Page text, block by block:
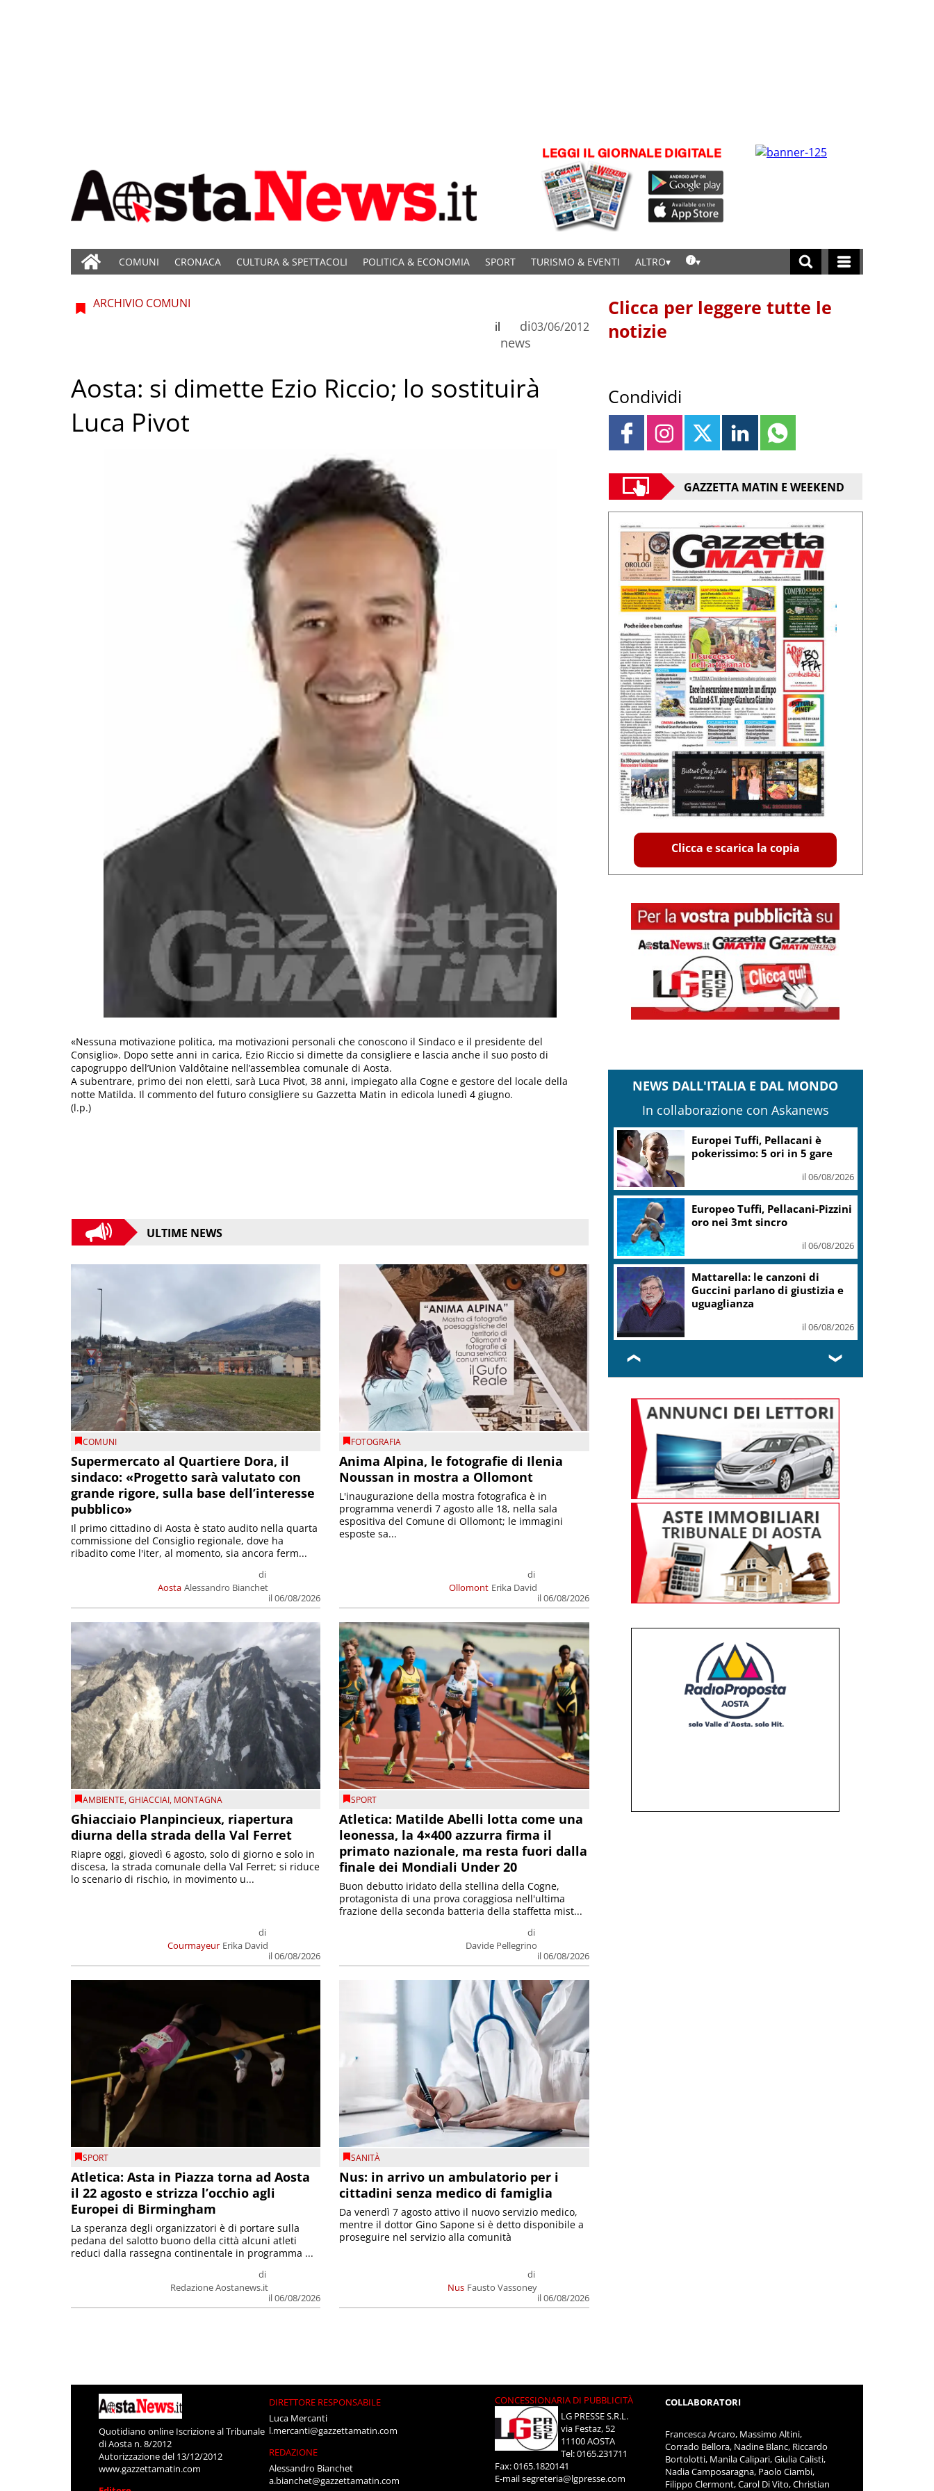
COMUNI CRONACA CULTURA & SPETTACOLI POLITICA & ECONOMIA SPORT TURISMO & EVENTI ALTRO
ARCHIVIO COMUNI
di
news
il 03/06/2012
Aosta: si dimette Ezio Riccio; lo sostituirà
Luca Pivot
«Nessuna motivazione politica, ma motivazioni personali che conoscono il Sindaco e il presidente del
Consiglio». Dopo sette anni in carica, Ezio Riccio si dimette da consigliere e lascia anche il suo posto di
capogruppo dell’Union Valdôtaine nell’assemblea comunale di Aosta.
A subentrare, primo dei non eletti, sarà Luca Pivot, 38 anni, impiegato alla Cogne e gestore del locale della
notte Matilda. Il commento del futuro consigliere su Gazzetta Matin in edicola lunedì 4 giugno.
(l.p.)
ULTIME NEWS
COMUNI
Supermercato al Quartiere Dora, il
sindaco: «Progetto sarà valutato con
grande rigore, sulla base dell’interesse
pubblico»
Aosta
di
Alessandro Bianchet
il 06/08/2026
Il primo cittadino di Aosta è stato audito nella quarta
commissione del Consiglio regionale, dove ha
ribadito come l'iter, al momento, sia ancora ferm...
FOTOGRAFIA
Anima Alpina, le fotografie di Ilenia
Noussan in mostra a Ollomont
Ollomont
di
Erika David
il 06/08/2026
L'inaugurazione della mostra fotografica è in
programma venerdì 7 agosto alle 18, nella sala
espositiva del Comune di Ollomont; le immagini
esposte sa...
AMBIENTE,GHIACCIAI, MONTAGNA
Ghiacciaio Planpincieux, riapertura
diurna della strada della Val Ferret
Courmayeur
di
Erika David
il 06/08/2026
Riapre oggi, giovedì 6 agosto, solo di giorno e solo in
discesa, la strada comunale della Val Ferret; si riduce
lo scenario di rischio, in movimento u...
SPORT
Atletica: Matilde Abelli lotta come una
leonessa, la 4×400 azzurra firma il
primato nazionale, ma resta fuori dalla
finale dei Mondiali Under 20
di
Davide Pellegrino
il 06/08/2026
Buon debutto iridato della stellina della Cogne,
protagonista di una prova coraggiosa nell'ultima
frazione della seconda batteria della staffetta mist...
SPORT
Atletica: Asta in Piazza torna ad Aosta
il 22 agosto e strizza l’occhio agli
Europei di Birmingham
di
Redazione Aostanews.it
il 06/08/2026
La speranza degli organizzatori è di portare sulla
pedana del salotto buono della città alcuni atleti
reduci dalla rassegna continentale in programma ...
SANITÀ
Nus: in arrivo un ambulatorio per i
cittadini senza medico di famiglia
Nus
di
Fausto Vassoney
il 06/08/2026
Da venerdì 7 agosto attivo il nuovo servizio medico,
mentre il dottor Gino Sapone si è detto disponibile a
proseguire nel servizio alla comunità
Clicca per leggere tutte le
notizie
Condividi
GAZZETTA MATIN E WEEKEND
Clicca e scarica la copia
NEWS DALL'ITALIA E DAL MONDO
In collaborazione con Askanews
Europei Tuffi, Pellacani è
pokerissimo: 5 ori in 5 gare
il 06/08/2026
Europeo Tuffi, Pellacani-Pizzini
oro nei 3mt sincro
il 06/08/2026
Mattarella: le canzoni di
Guccini parlano di giustizia e
uguaglianza
il 06/08/2026
❮ ❯
Quotidiano online Iscrizione al Tribunale
di Aosta n. 8/2012
Autorizzazione del 13/12/2012
www.gazzettamatin.com
DIRETTORE RESPONSABILE
Luca Mercanti
l.mercanti@gazzettamatin.com
REDAZIONE
Alessandro Bianchet
a.bianchet@gazzettamatin.com
CONCESSIONARIA DI PUBBLICITÀ
LG PRESSE S.R.L.
via Festaz, 52
11100 AOSTA
Tel: 0165.231711
Fax: 0165.1820141
E-mailsegreteria@lgpresse.com
COLLABORATORI
Francesca Arcaro, Massimo Altini,
Corrado Bellora, Nadine Blanc, Riccardo
Bortolotti, Manila Calipari, Giulia Calisti,
Nadia Camposaragna, Paolo Ciambi,
Filippo Clermont, Carol Di Vito, Christian